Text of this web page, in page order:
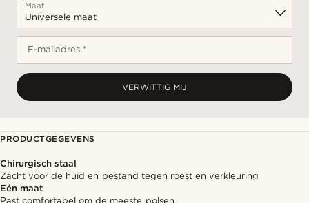
Maat
E-mailadres *
VERWITTIG MIJ
PRODUCTGEGEVENS
Chirurgisch staal
Zacht voor de huid en bestand tegen roest en verkleuring
Eén maat
Past comfortabel om de meeste polsen